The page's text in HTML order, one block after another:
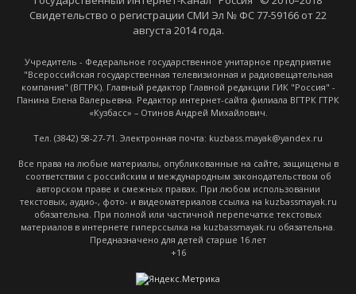
Свидетельство о регистрации СМИ Эл № ФС 77-59166 от 22
августа 2014 года.
Учредитель - Федеральное государственное унитарное предприятие
"Всероссийская государственная телевизионная и радиовещательная
компания" (ВГТРК). Главный редактор Главной редакции ГИК "Россия" -
Панина Елена Валерьевна. Редактор интернет-сайта филиала ВГТРК ГТРК
«Кузбасс» – Отинов Андрей Михайлович.
Тел. (3842) 58-27-71. Электронная почта: kuzbass.mayak@yandex.ru
Все права на любые материалы, опубликованные на сайте, защищены в
соответствии с российским и международным законодательством об
авторском праве и смежных правах. При любом использовании
текстовых, аудио-, фото- и видеоматериалов ссылка на kuzbassmayak.ru
обязательна. При полной или частичной перепечатке текстовых
материалов в интернете гиперссылка на kuzbassmayak.ru обязательна.
Предназначено для детей старше 16 лет
+16